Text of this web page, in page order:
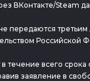
ВКонтакте/Steam
передаются
Российской
течение всего
заявление в